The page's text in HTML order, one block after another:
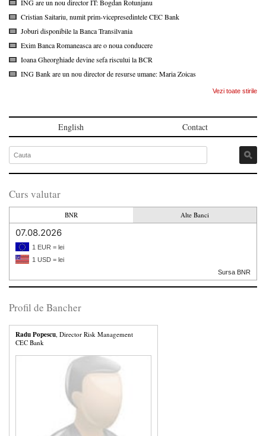
ING are un nou director IT: Bogdan Rotunjanu
Cristian Saitariu, numit prim-vicepresedintele CEC Bank
Joburi disponibile la Banca Transilvania
Exim Banca Romaneasca are o noua conducere
Ioana Gheorghiade devine sefa riscului la BCR
ING Bank are un nou director de resurse umane: Maria Zoicas
Vezi toate stirile
English Contact
Curs valutar
BNR Alte Banci
07.08.2026
1 EUR = lei
1 USD = lei
Sursa BNR
Profil de Bancher
Radu Popescu , Director Risk Management
CEC Bank